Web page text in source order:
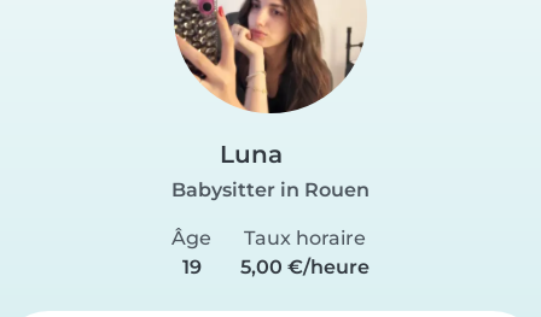
Luna
Babysitter in Rouen
Âge
19
Taux horaire
5,00 €/heure